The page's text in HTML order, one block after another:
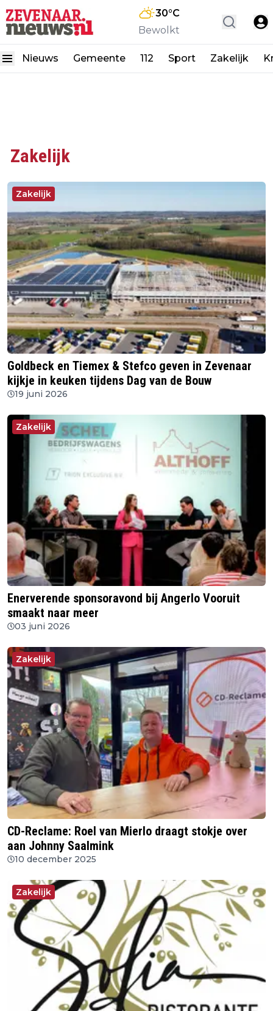
30°C
Bewolkt
Nieuws Gemeente 112 Sport Zakelijk
Zakelijk
Zakelijk
Goldbeck en Tiemex & Stefco geven in Zevenaar
kijkje in keuken tijdens Dag van de Bouw
19 juni 2026
Zakelijk
Enerverende sponsoravond bij Angerlo Vooruit
smaakt naar meer
03 juni 2026
Zakelijk
CD-Reclame: Roel van Mierlo draagt stokje over
aan Johnny Saalmink
10 december 2025
Zakelijk